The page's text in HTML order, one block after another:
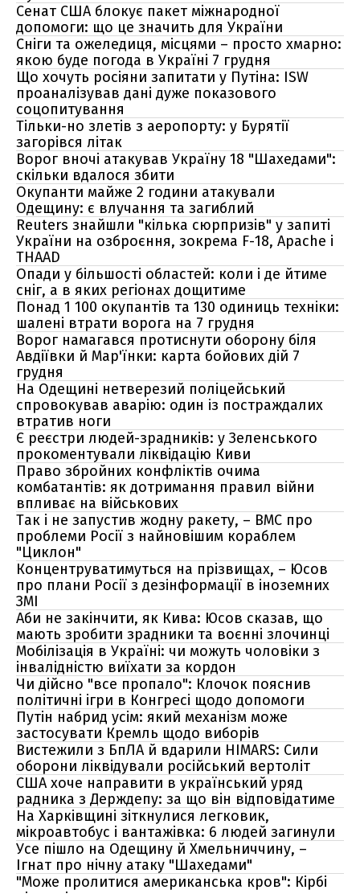
Сенат США блокує пакет міжнародної
допомоги: що це значить для України
Сніги та ожеледиця, місцями – просто хмарно:
якою буде погода в Україні 7 грудня
Що хочуть росіяни запитати у Путіна: ISW
проаналізував дані дуже показового
соцопитування
Тільки-но злетів з аеропорту: у Бурятії
загорівся літак
Ворог вночі атакував Україну 18 "Шахедами":
скільки вдалося збити
Окупанти майже 2 години атакували
Одещину: є влучання та загиблий
Reuters знайшли "кілька сюрпризів" у запиті
України на озброєння, зокрема F-18, Apache і
THAAD
Опади у більшості областей: коли і де йтиме
сніг, а в яких регіонах дощитиме
Понад 1 100 окупантів та 130 одиниць техніки:
шалені втрати ворога на 7 грудня
Ворог намагався протиснути оборону біля
Авдіївки й Мар'їнки: карта бойових дій 7
грудня
На Одещині нетверезий поліцейський
спровокував аварію: один із постраждалих
втратив ноги
Є реєстри людей-зрадників: у Зеленського
прокоментували ліквідацію Киви
Право збройних конфліктів очима
комбатантів: як дотримання правил війни
впливає на військових
Так і не запустив жодну ракету, – ВМС про
проблеми Росії з найновішим кораблем
"Циклон"
Концентруватимуться на прізвищах, – Юсов
про плани Росії з дезінформації в іноземних
ЗМІ
Аби не закінчити, як Кива: Юсов сказав, що
мають зробити зрадники та воєнні злочинці
Мобілізація в Україні: чи можуть чоловіки з
інвалідністю виїхати за кордон
Чи дійсно "все пропало": Клочок пояснив
політичні ігри в Конгресі щодо допомоги
Путін набрид усім: який механізм може
застосувати Кремль щодо виборів
Вистежили з БпЛА й вдарили HIMARS: Сили
оборони ліквідували російський вертоліт
США хоче направити в український уряд
радника з Держдепу: за що він відповідатиме
На Харківщині зіткнулися легковик,
мікроавтобус і вантажівка: 6 людей загинули
Усе пішло на Одещину й Хмельниччину, –
Ігнат про нічну атаку "Шахедами"
"Може пролитися американська кров": Кірбі